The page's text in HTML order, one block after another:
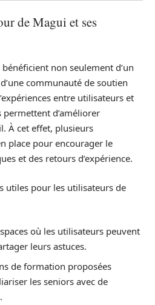
de Magui et ses
non seulement d’un
communauté de soutien
entre utilisateurs et
permettent d’améliorer
À cet effet, plusieurs
place pour encourager le
et des retours d’expérience.
utiles pour les utilisateurs de
où les utilisateurs peuvent
leurs astuces.
de formation proposées
les seniors avec de